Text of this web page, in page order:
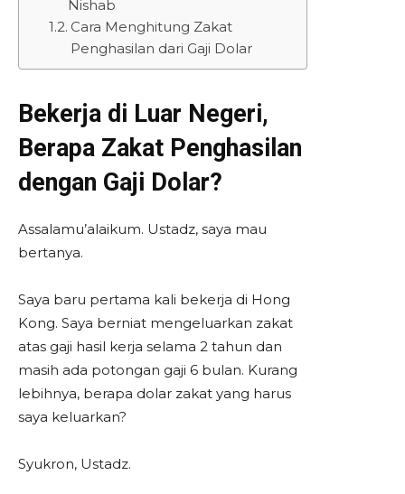
Nishab
Cara Menghitung Zakat
Penghasilan dari Gaji Dolar
Bekerja di Luar Negeri,
Berapa Zakat Penghasilan
dengan Gaji Dolar?
Assalamu’alaikum. Ustadz, saya mau
bertanya.
Saya baru pertama kali bekerja di Hong
Kong. Saya berniat mengeluarkan zakat
atas gaji hasil kerja selama 2 tahun dan
masih ada potongan gaji 6 bulan. Kurang
lebihnya, berapa dolar zakat yang harus
saya keluarkan?
Syukron, Ustadz.